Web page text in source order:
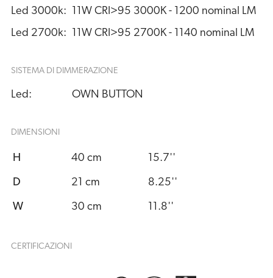
Led 3000k:
11W CRI>95 3000K - 1200 nominal LM
Led 2700k:
11W CRI>95 2700K - 1140 nominal LM
SISTEMA DI DIMMERAZIONE
Led: OWN BUTTON
DIMENSIONI
H 40 cm 15.7''
D 21 cm 8.25''
W 30 cm 11.8''
CERTIFICAZIONI